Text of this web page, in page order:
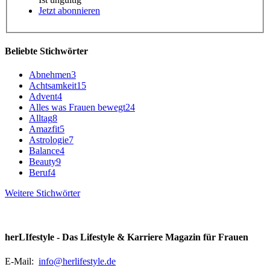
Jetzt abonnieren
Beliebte Stichwörter
Abnehmen3
Achtsamkeit15
Advent4
Alles was Frauen bewegt24
Alltag8
Amazfit5
Astrologie7
Balance4
Beauty9
Beruf4
Weitere Stichwörter
herLIfestyle - Das Lifestyle & Karriere Magazin für Frauen
E-Mail: info@herlifestyle.de